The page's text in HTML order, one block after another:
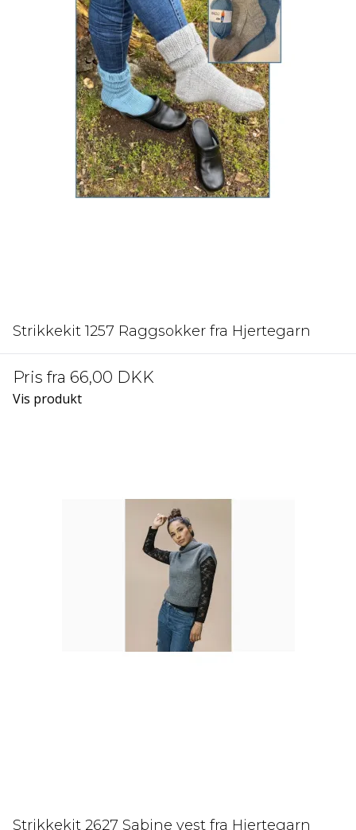
Strikkekit 1257 Raggsokker fra Hjertegarn
Pris fra 66,00 DKK
Vis produkt
Strikkekit 2627 Sabine vest fra Hjertegarn